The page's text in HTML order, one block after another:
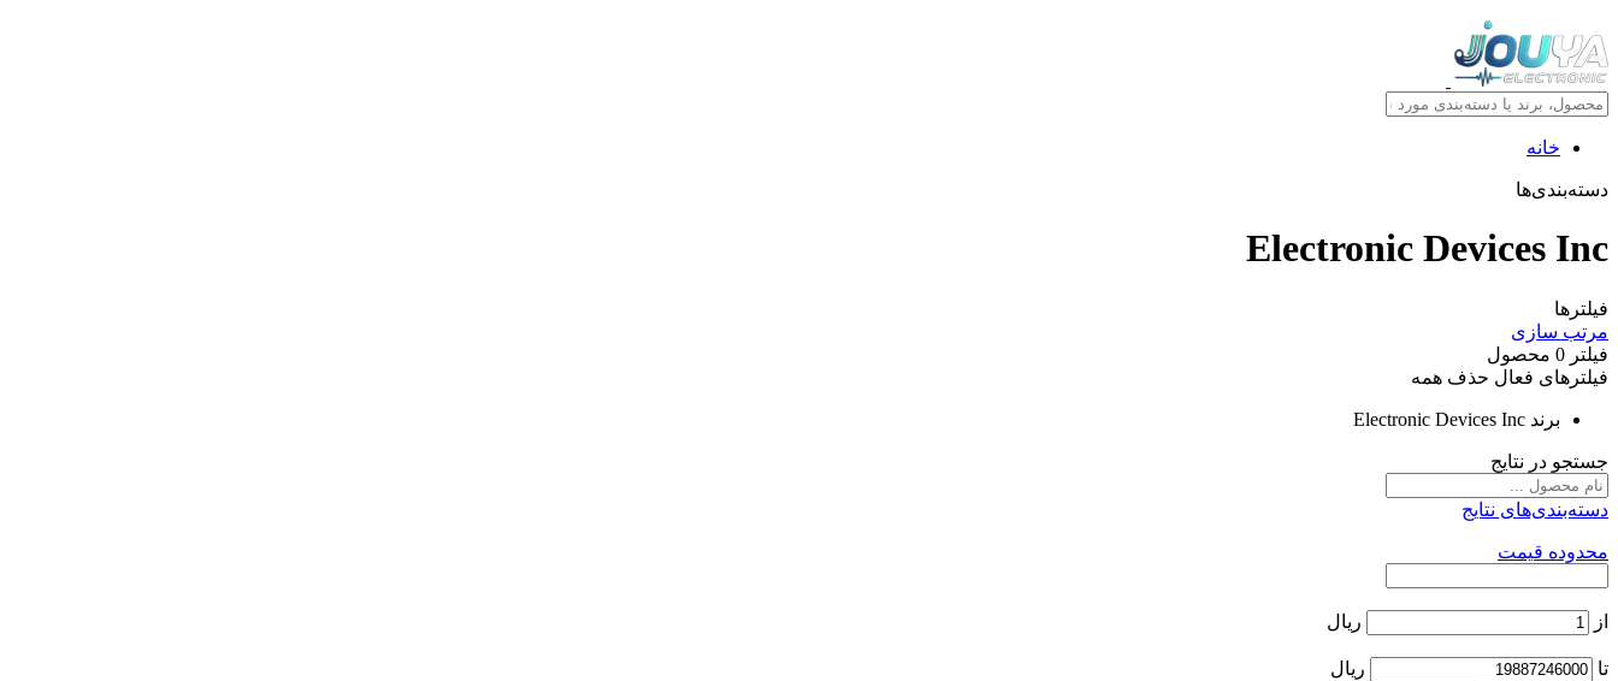
خانه
دسته‌بندی‌ها
Electronic Devices Inc
فیلترها
مرتب سازی
فیلتر 0 محصول
فیلترهای فعال حذف همه
برند Electronic Devices Inc
جستجو در نتایج
دسته‌بندی‌های نتایج
محدوده قیمت
از ریال
تا ریال